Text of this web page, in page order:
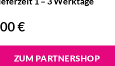
€
ZUM PARTNERSHOP